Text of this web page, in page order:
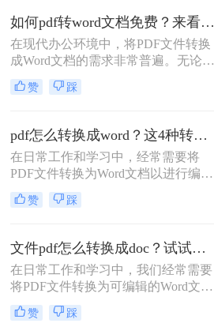
PDF到Word的转换。
如何pdf转word文档免费？来看看这2种转换方法！
在现代办公环境中，将PDF文件转换
成Word文档的需求非常普遍。无论是
为了编辑、修改还是进一步处理，掌
握几种高效的PDF转Word方法都是非
费呢？本文将详细介绍两种免费且高
效的PDF转Word方法，帮助用户轻松
完成文件格式转换。
赞 踩
pdf怎么转换成word？这4种转换方法你可以轻松学会！
在日常工作和学习中，经常需要将
PDF文件转换为Word文档以进行编辑
和修改。为了帮助用户根据实际需求
选择最合适的方式，那么pdf怎么转换
PDF转Word的方法。
赞 踩
文件pdf怎么转换成doc？试试这三种转换方法！
在日常工作和学习中，我们经常需要
将PDF文件转换为可编辑的Word文档
（DOC格式），以便进行修改、编辑
或进一步处理。那么文件pdf怎么转换
赞 踩